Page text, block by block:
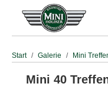
Start Galerie Mini
Mini 40